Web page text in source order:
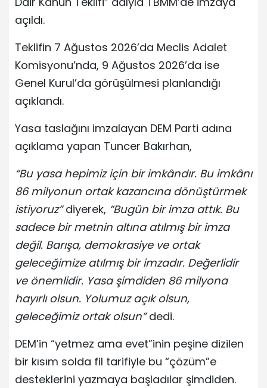
açıldı.
Teklifin 7 Ağustos 2026’da Meclis Adalet
Komisyonu’nda, 9 Ağustos 2026’da ise
Genel Kurul’da görüşülmesi planlandığı
açıklandı.
Yasa taslağını imzalayan DEM Parti adına
açıklama yapan Tuncer Bakırhan,
“Bu yasa hepimiz için bir imkândır. Bu imkânı
86 milyonun ortak kazancına dönüştürmek
istiyoruz”diyerek, “Bugün bir imza attık. Bu
sadece bir metnin altına atılmış bir imza
değil. Barışa, demokrasiye ve ortak
geleceğimize atılmış bir imzadır. Değerlidir
ve önemlidir. Yasa şimdiden 86 milyona
hayırlı olsun. Yolumuz açık olsun,
geleceğimiz ortak olsun”dedi.
DEM’in “yetmez ama evet”inin peşine dizilen
bir kısım solda fil tarifiyle bu “çözüm”e
desteklerini yazmaya başladılar şimdiden.